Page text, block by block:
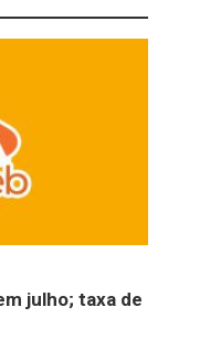
julho; taxa de